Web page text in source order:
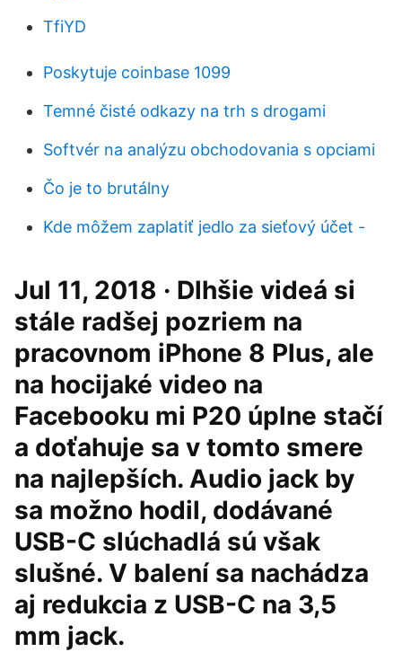
TfiYD
Poskytuje coinbase 1099
Temné čisté odkazy na trh s drogami
Softvér na analýzu obchodovania s opciami
Čo je to brutálny
Kde môžem zaplatiť jedlo za sieťový účet -
Jul 11, 2018 · Dlhšie videá si
stále radšej pozriem na
pracovnom iPhone 8 Plus, ale
na hocijaké video na
Facebooku mi P20 úplne stačí
a doťahuje sa v tomto smere
na najlepších. Audio jack by
sa možno hodil, dodávané
USB-C slúchadlá sú však
slušné. V balení sa nachádza
aj redukcia z USB-C na 3,5
mm jack.